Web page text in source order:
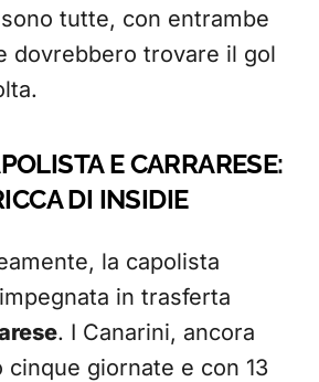
tutte, con entrambe
dovrebbero trovare il gol
E CARRARESE:
DI INSIDIE
la capolista
in trasferta
. I Canarini, ancora
giornate e con 13